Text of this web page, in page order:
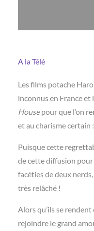
A la Télé
Les films potache
inconnus en France et
Housepour que l’on
et au charisme certain
Puisque cette
de cette diffusion
facéties de deux
très relâché !
Alors qu’ils se
rejoindre le grand